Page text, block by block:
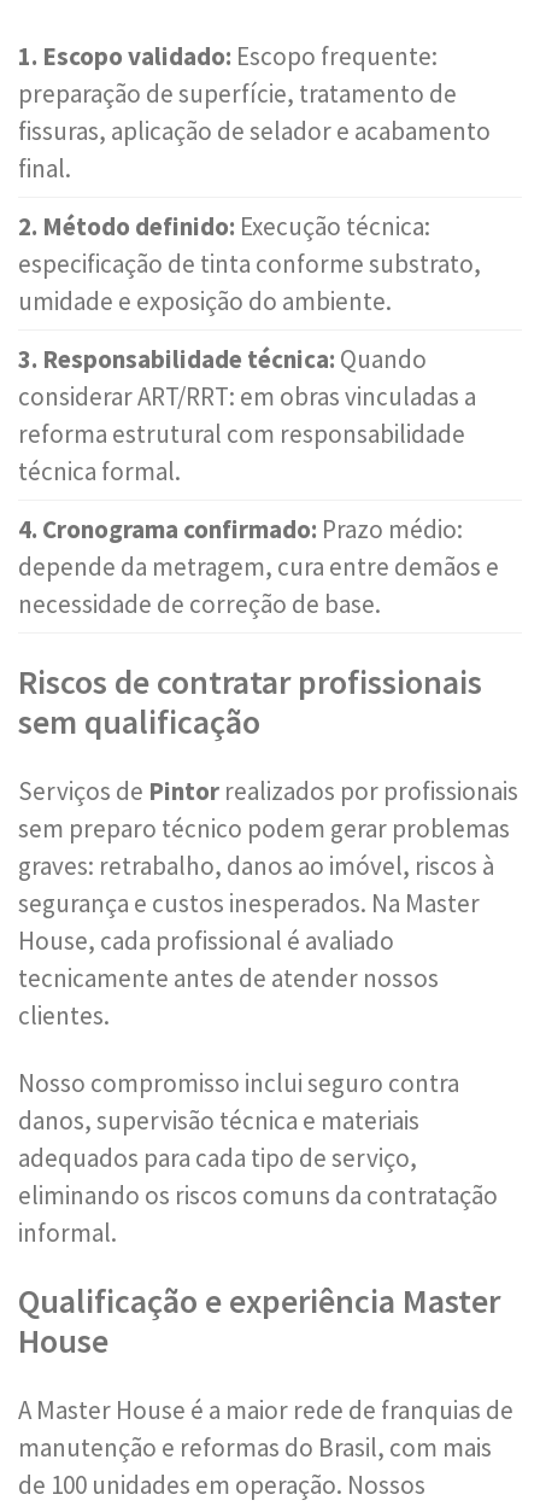
1. Escopo validado: Escopo frequente:
preparação de superfície, tratamento de
fissuras, aplicação de selador e acabamento
final.
2. Método definido: Execução técnica:
especificação de tinta conforme substrato,
umidade e exposição do ambiente.
3. Responsabilidade técnica: Quando
considerar ART/RRT: em obras vinculadas a
reforma estrutural com responsabilidade
técnica formal.
4. Cronograma confirmado: Prazo médio:
depende da metragem, cura entre demãos e
necessidade de correção de base.
Riscos de contratar profissionais
sem qualificação
Serviços de Pintor realizados por profissionais
sem preparo técnico podem gerar problemas
graves: retrabalho, danos ao imóvel, riscos à
segurança e custos inesperados. Na Master
House, cada profissional é avaliado
tecnicamente antes de atender nossos
clientes.
Nosso compromisso inclui seguro contra
danos, supervisão técnica e materiais
adequados para cada tipo de serviço,
eliminando os riscos comuns da contratação
informal.
Qualificação e experiência Master
House
A Master House é a maior rede de franquias de
manutenção e reformas do Brasil, com mais
de 100 unidades em operação. Nossos